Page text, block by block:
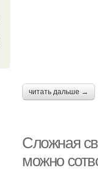
читать дальше →
Сложная
можно